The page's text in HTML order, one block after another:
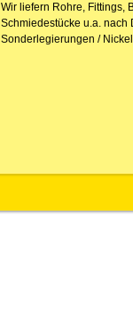
Wir liefern Rohre, Fittings,
Schmiedestücke u.a. nach
Sonderlegierungen /